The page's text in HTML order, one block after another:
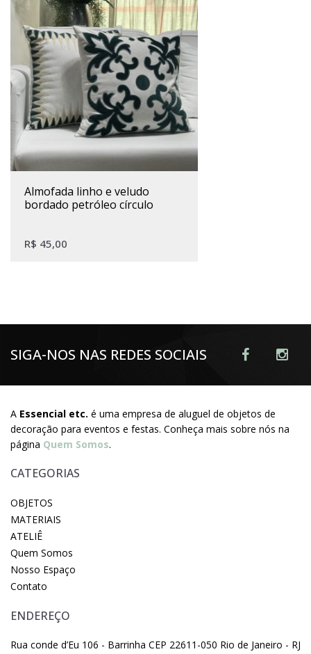
almofada linho e veludo
bordado petróleo círculo
R$ 45,00
SIGA-NOS NAS REDES SOCIAIS
A Essencial etc. é uma empresa de aluguel de objetos de
decoração para eventos e festas. Conheça mais sobre nós na
página Quem Somos.
CATEGORIAS
OBJETOS
MATERIAIS
ATELIÊ
Quem Somos
Nosso Espaço
Contato
ENDEREÇO
Rua conde d’Eu 106 - Barrinha CEP 22611-050 Rio de Janeiro - RJ